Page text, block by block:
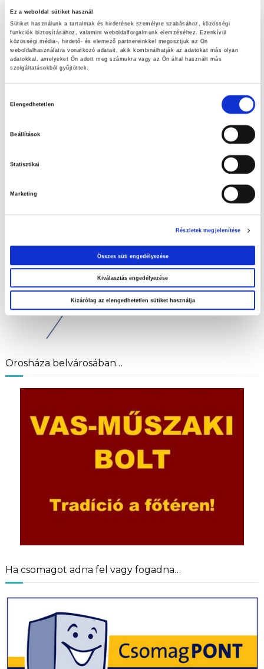
Ez a weboldal sütiket használ
Sütiket használunk a tartalmak és hirdetések személyre szabásához, közösségi
funkciók biztosításához, valamint weboldalforgalmunk elemzéséhez. Ezenkívül
közösségi média-, hirdető- és elemező partnereinkkel megosztjuk az Ön
weboldalhasználatra vonatkozó adatait, akik kombinálhatják az adatokat más olyan
adatokkal, amelyeket Ön adott meg számukra vagy az Ön által használt más
szolgáltatásokból gyűjtöttek.
Elengedhetetlen
Beállítások
Statisztikai
Marketing
Részletek megjelenítése
Összes süti engedélyezése
Kiválasztás engedélyezése
Kizárólag az elengedhetetlen sütiket használja
Szuperinfós ajánlataink!
LET’S DOIT ajánlataink
Nézd meg aktuális ajánlatainkat!
fontossága
Húsvéti tojáskeresés
Orosháza belvárosában…
Ha csomagot adna fel vagy fogadna…